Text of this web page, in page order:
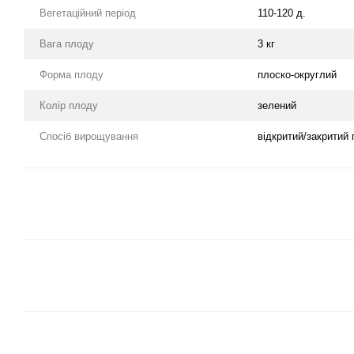
Вегетаційний період 110-120 д.
Вага плоду 3 кг
Форма плоду плоско-округлий
Колір плоду зелений
Спосіб вирощування відкритий/закритий